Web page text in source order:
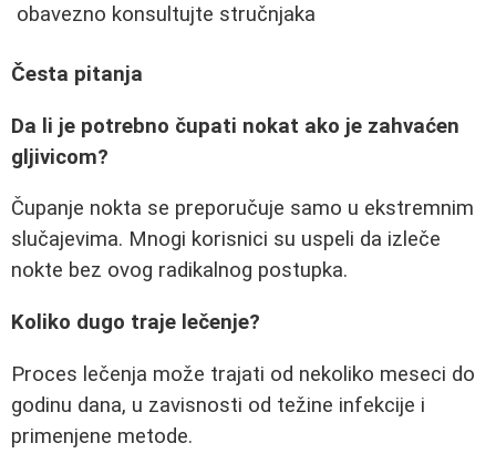
obavezno konsultujte stručnjaka
Česta pitanja
Da li je potrebno čupati nokat ako je zahvaćen
gljivicom?
Čupanje nokta se preporučuje samo u ekstremnim
slučajevima. Mnogi korisnici su uspeli da izleče
nokte bez ovog radikalnog postupka.
Koliko dugo traje lečenje?
Proces lečenja može trajati od nekoliko meseci do
godinu dana, u zavisnosti od težine infekcije i
primenjene metode.